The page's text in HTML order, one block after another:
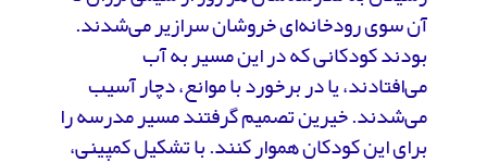
آن سوی رودخانه‌ای خروشان سرازیر می‌شدند.
بودند کودکانی که در این مسیر به آب
می‌افتادند، یا در برخورد با موانع، دچار آسیب
می‌شدند. خیرین تصمیم گرفتند مسیر مدرسه را
برای این کودکان هموار کنند. با تشکیل کمپینی،